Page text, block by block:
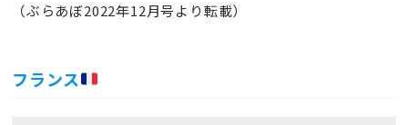
（ぶらあぼ2022年12月号より転載）
フランス